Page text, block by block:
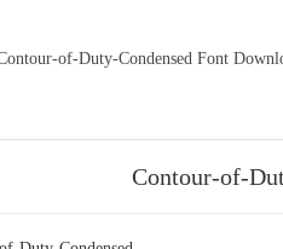
of-Duty-Condensed Font
Contour-of-